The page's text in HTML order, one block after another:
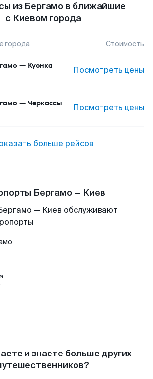
из Бергамо в ближайшие
с Киевом города
города Стоимость
— Куэнка Посмотреть цены
— Черкассы Посмотреть цены
больше рейсов
Бергамо — Киев
— Киев обслуживают
и знаете больше других